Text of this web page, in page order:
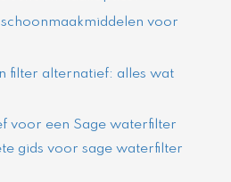
voor
filter alternatief: alles wat
voor een Sage waterfilter
gids voor sage waterfilter